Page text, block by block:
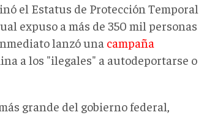
el Estatus de Protección Temporal
expuso a más de 350 mil personas
lanzó una campaña
a los "ilegales" a autodeportarse o
grande del gobierno federal,